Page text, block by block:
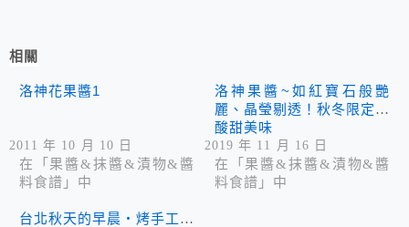
相關
洛神花果醬1
2011 年 10 月 10 日
在「果醬&抹醬&漬物&醬
料食譜」中
洛神果醬~如紅寶石般艷
麗、晶瑩剔透！秋冬限定的
酸甜美味
2019 年 11 月 16 日
在「果醬&抹醬&漬物&醬
料食譜」中
台北秋天的早晨‧烤手工麵